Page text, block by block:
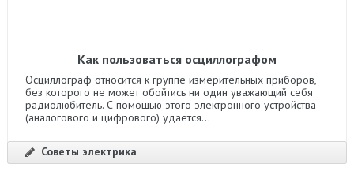
Как пользоваться осциллографом
Осциллограф относится к группе измерительных приборов,
без которого не может обойтись ни один уважающий себя
радиолюбитель. С помощью этого электронного устройства
(аналогового и цифрового) удаётся...
Советы электрика